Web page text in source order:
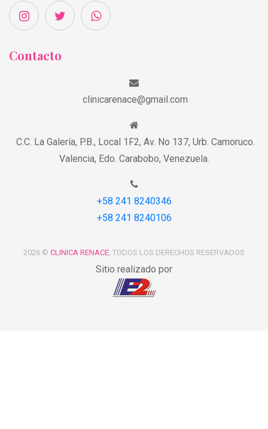
Contacto
clinicarenace@gmail.com
C.C. La Galería, P.B., Local 1F2, Av. No 137, Urb. Camoruco.
Valencia, Edo. Carabobo, Venezuela.
+58 241 8240346
+58 241 8240106
2026 © CLINICA RENACE, TODOS LOS DERECHOS RESERVADOS
Sitio realizado por